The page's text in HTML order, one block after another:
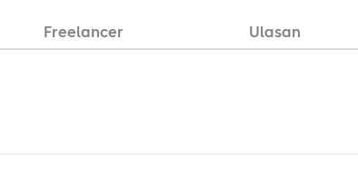
Freelancer Ulasan